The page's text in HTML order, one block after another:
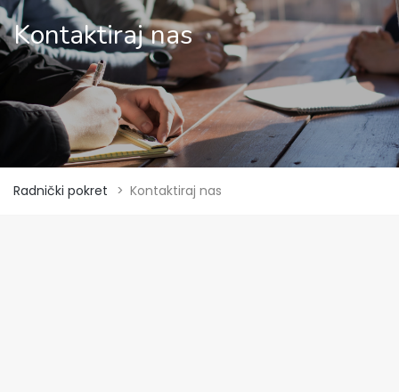
Kontaktiraj nas
Radnički pokret > Kontaktiraj nas